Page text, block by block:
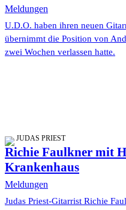
Meldungen
U.D.O. haben ihren neuen
übernimmt die Position von
zwei Wochen verlassen hatte.
JUDAS PRIEST
Richie Faulkner mit
Krankenhaus
Meldungen
Judas Priest-Gitarrist Richie